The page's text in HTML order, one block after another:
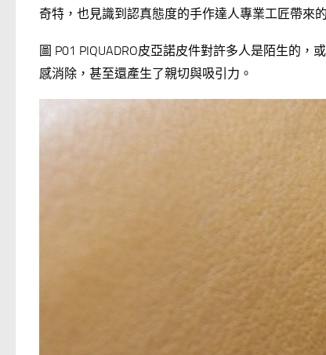
奇特，也見識到認真態度的手作達人專業工匠帶來
圖 P01 PIQUADRO皮亞諾皮件對許多人是陌生的
感消除，甚至還產生了親切與吸引力。